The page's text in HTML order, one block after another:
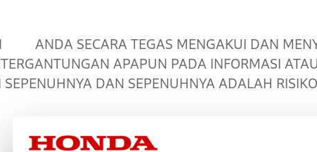
ANDA SECARA TEGAS MENGAKUI DAN
APAPUN PADA INFORMASI
SEPENUHNYA DAN SEPENUHNYA ADALAH